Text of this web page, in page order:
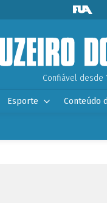
Confiável desde
Esporte Conteúdo